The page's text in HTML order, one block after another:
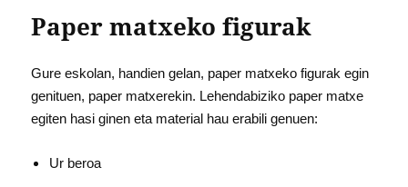
Paper matxeko figurak
Gure eskolan, handien gelan, paper matxeko figurak egin
genituen, paper matxerekin. Lehendabiziko paper matxe
egiten hasi ginen eta material hau erabili genuen:
Ur beroa